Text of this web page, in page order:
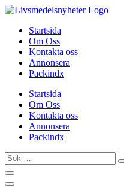
Hoppa
innehållStartsida
Om Oss
Kontakta oss
Annonsera
Packindx
Startsida
Om Oss
Kontakta oss
Annonsera
Packindx
Sök
…